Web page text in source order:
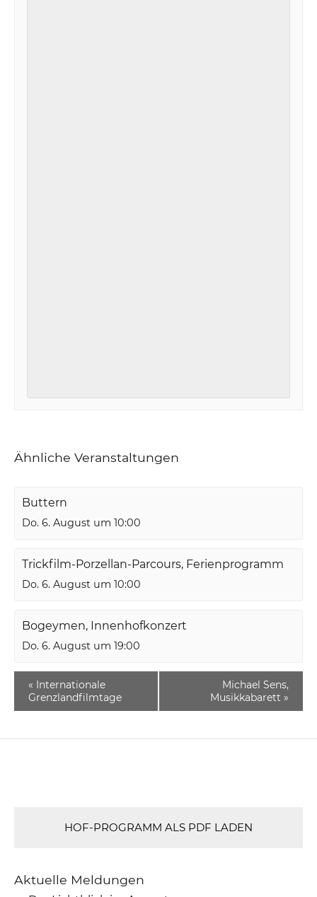
Ähnliche Veranstaltungen
Buttern
Do. 6. August um 10:00
Trickfilm-Porzellan-Parcours, Ferienprogramm
Do. 6. August um 10:00
Bogeymen, Innenhofkonzert
Do. 6. August um 19:00
« Internationale
Grenzlandfilmtage
Michael Sens,
Musikkabarett »
HOF-PROGRAMM ALS PDF LADEN
Aktuelle Meldungen